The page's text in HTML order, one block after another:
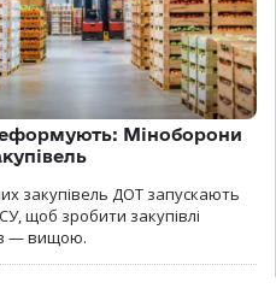
Міноборони
закупівель ДОТ запускають
щоб зробити закупівлі
— вищою.